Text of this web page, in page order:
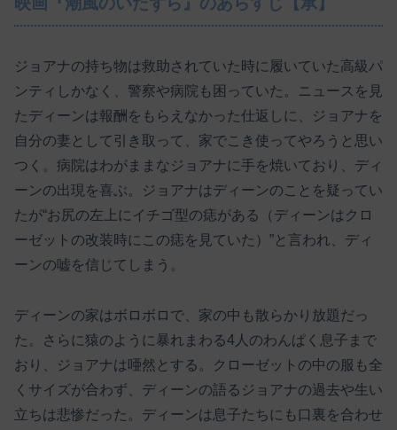
ジョアナの持ち物は救助されていた時に履いていた高級パ
ンティしかなく、警察や病院も困っていた。ニュースを見
たディーンは報酬をもらえなかった仕返しに、ジョアナを
自分の妻として引き取って、家でこき使ってやろうと思い
つく。病院はわがままなジョアナに手を焼いており、ディ
ーンの出現を喜ぶ。ジョアナはディーンのことを疑ってい
たが“お尻の左上にイチゴ型の痣がある（ディーンはクロ
ーゼットの改装時にこの痣を見ていた）”と言われ、ディ
ーンの嘘を信じてしまう。
ディーンの家はボロボロで、家の中も散らかり放題だっ
た。さらに猿のように暴れまわる4人のわんぱく息子まで
おり、ジョアナは唖然とする。クローゼットの中の服も全
くサイズが合わず、ディーンの語るジョアナの過去や生い
立ちは悲惨だった。ディーンは息子たちにも口裏を合わせ